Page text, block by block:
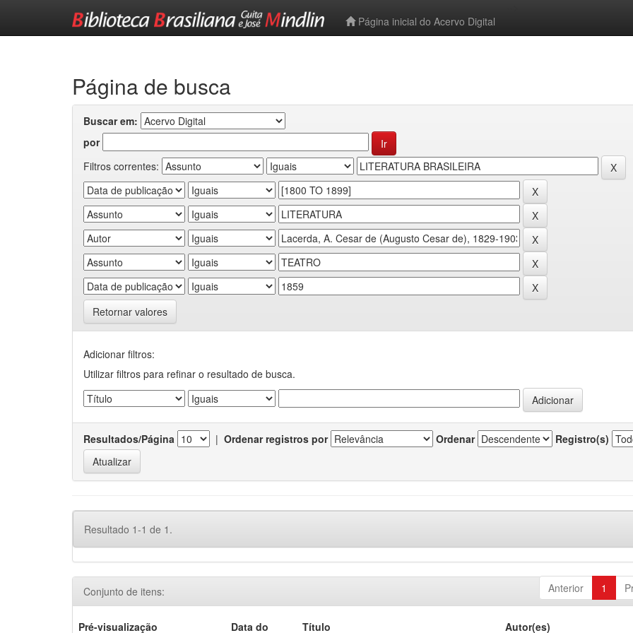
Página inicial do Acervo Digital
Página de busca
Buscar em:
por
Filtros correntes:
Retornar valores
Adicionar filtros:
Utilizar filtros para refinar o resultado de busca.
Resultados/Página | Ordenar registros por Ordenar Registro(s)
Resultado 1-1 de 1.
Anterior 1
Conjunto de itens:
Pré-visualização Data do Título Autor(es)